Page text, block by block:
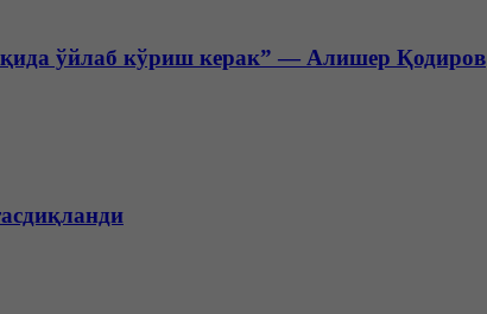
ўйлаб кўриш керак” — Алишер Қодиров